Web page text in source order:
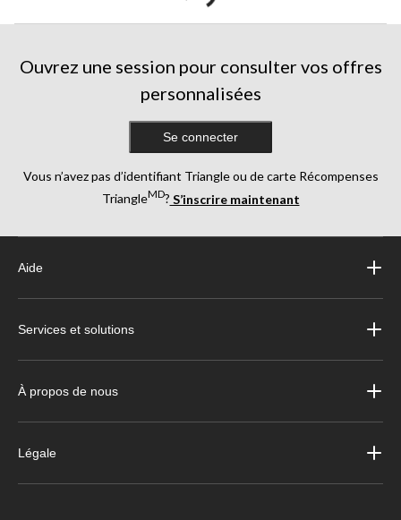
Ouvrez une session pour consulter vos offres
personnalisées
Se connecter
Vous n’avez pas d’identifiant Triangle ou de carte Récompenses
TriangleMD? S’inscrire maintenant
Aide
Services et solutions
À propos de nous
Légale